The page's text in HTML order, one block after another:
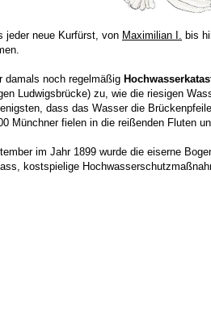
jeder neue Kurfürst, von Maximilian I. bis
damals noch regelmäßig
Ludwigsbrücke) zu, wie die riesigen
dass das Wasser die
Münchner fielen in die reißenden Fluten
im Jahr 1899 wurde die eiserne
kostspielige